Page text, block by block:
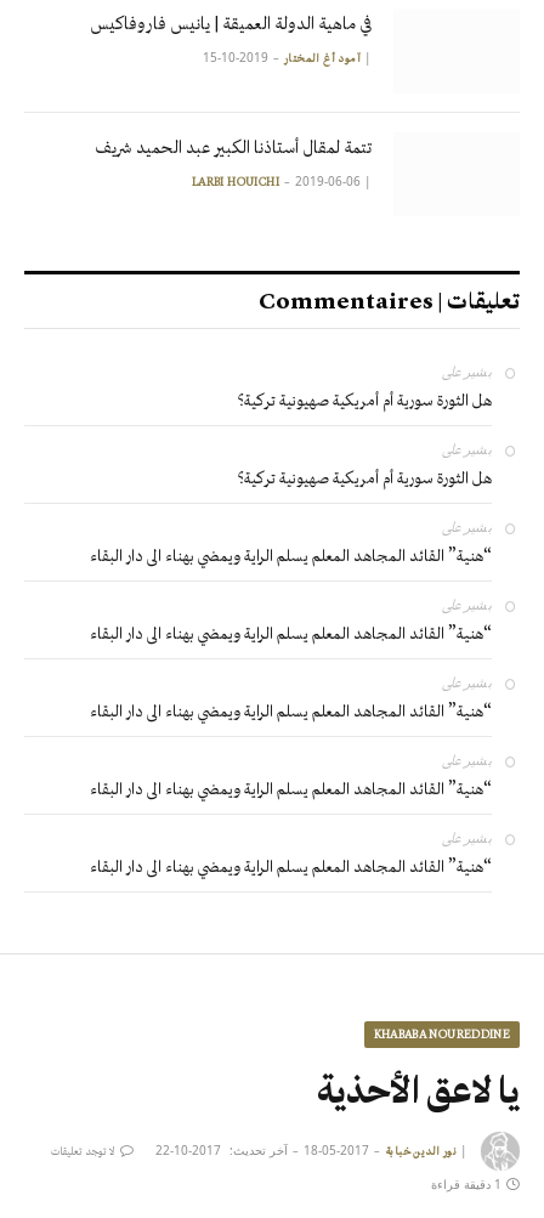
في ماهية الدولة العميقة | يانيس فاروفاكيس
| آمود أغ المختار 2019-10-15
تتمة لمقال أستاذنا الكبير عبد الحميد شريف
|
LARBI HOUICHI 2019-06-06
تعليقات | Commentaires
بشير على
هل الثورة سورية أم أمريكية صهيونية تركية؟
بشير على
هل الثورة سورية أم أمريكية صهيونية تركية؟
بشير على
“هنية” القائد المجاهد المعلم يسلم الراية ويمضي بهناء الى دار البقاء
بشير على
“هنية” القائد المجاهد المعلم يسلم الراية ويمضي بهناء الى دار البقاء
بشير على
“هنية” القائد المجاهد المعلم يسلم الراية ويمضي بهناء الى دار البقاء
بشير على
“هنية” القائد المجاهد المعلم يسلم الراية ويمضي بهناء الى دار البقاء
بشير على
“هنية” القائد المجاهد المعلم يسلم الراية ويمضي بهناء الى دار البقاء
KHABABA NOUREDDINE
يا لاعق الأحذية
| نور الدين خبابة 2017-05-18 آخر تحديث: 2017-10-22 لا توجد تعليقات
1 دقيقة قراءة